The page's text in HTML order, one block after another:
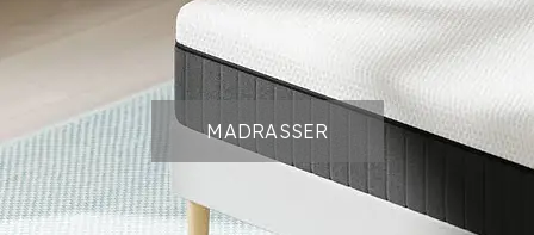
MADRASSER